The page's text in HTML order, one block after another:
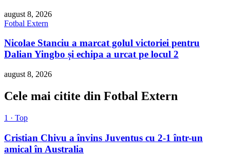
august 8, 2026
Fotbal Extern
Nicolae Stanciu a marcat golul victoriei pentru
Dalian Yingbo și echipa a urcat pe locul 2
august 8, 2026
Cele mai citite din Fotbal Extern
1 · Top
Cristian Chivu a învins Juventus cu 2-1 într-un
amical în Australia